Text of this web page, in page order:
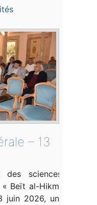
– 13
des sciences,
Beït al-Hikma
2026, une